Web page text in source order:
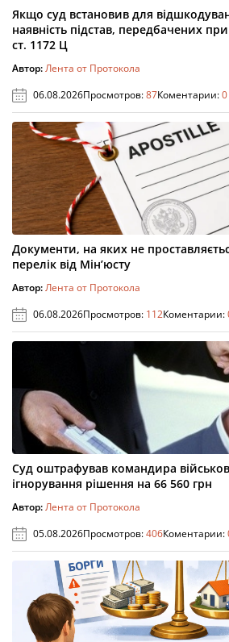
Якщо суд встановив для
наявність підстав, передбачених
ст. 1172 Ц
Автор:Лента от Протокола
06.08.2026Просмотров:87Коментарии:0
Документи, на яких не
перелік від Мін’юсту
Автор:Лента от Протокола
06.08.2026Просмотров: 112Коментарии:
Суд оштрафував командира
ігнорування рішення на 66 560 грн
Автор:Лента от Протокола
05.08.2026Просмотров:406Коментарии: